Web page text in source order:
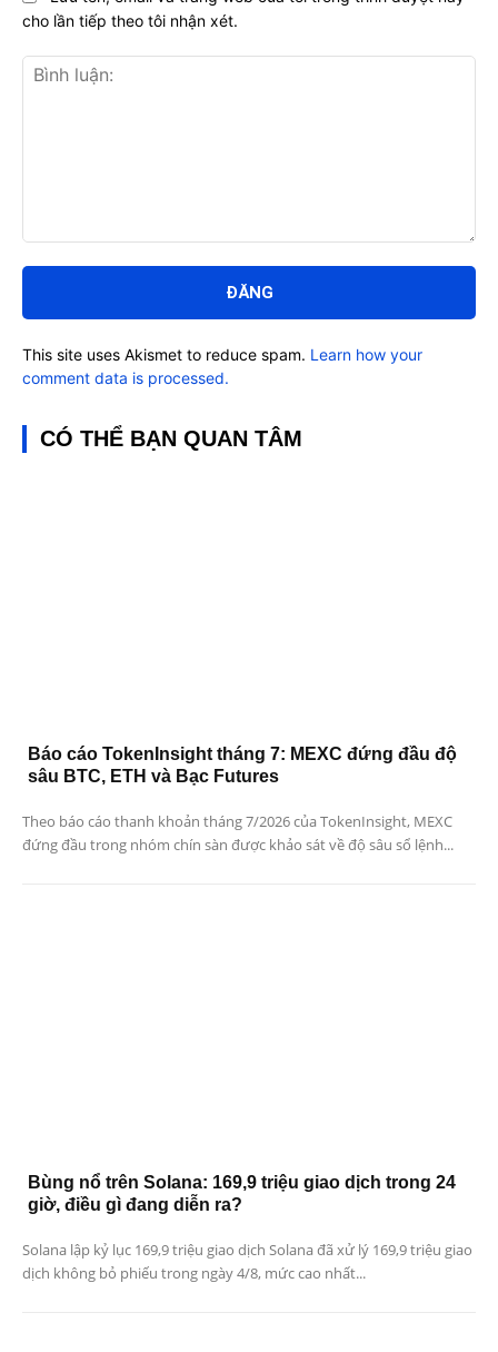
luận:
cho lần tiếp theo tôi nhận xét.
This site uses Akismet to reduce spam. Learn how your
comment data is processed.
CÓ THỂ BẠN QUAN TÂM
Báo cáo TokenInsight tháng 7: MEXC đứng đầu độ
sâu BTC, ETH và Bạc Futures
Theo báo cáo thanh khoản tháng 7/2026 của TokenInsight, MEXC
đứng đầu trong nhóm chín sàn được khảo sát về độ sâu sổ lệnh...
Bùng nổ trên Solana: 169,9 triệu giao dịch trong 24
giờ, điều gì đang diễn ra?
Solana lập kỷ lục 169,9 triệu giao dịch Solana đã xử lý 169,9 triệu giao
dịch không bỏ phiếu trong ngày 4/8, mức cao nhất...